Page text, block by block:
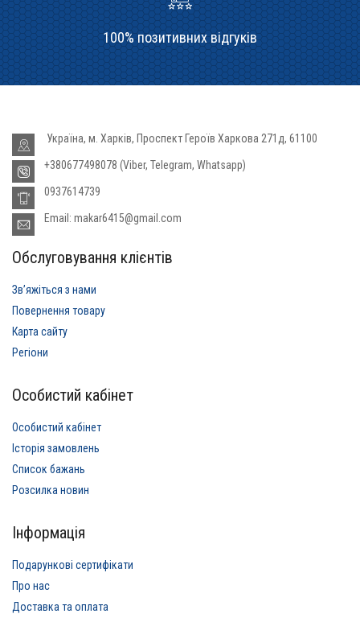
100% позитивних відгуків
Україна, м. Харків, Проспект Героїв Харкова 271д, 61100
+380677498078 (Viber, Telegram, Whatsapp)
0937614739
Email: makar6415@gmail.com
Обслуговування клієнтів
Звʼяжіться з нами
Повернення товару
Карта сайту
Регіони
Особистий кабінет
Особистий кабінет
Історія замовлень
Список бажань
Розсилка новин
Інформація
Подарункові сертифікати
Про нас
Доставка та оплата